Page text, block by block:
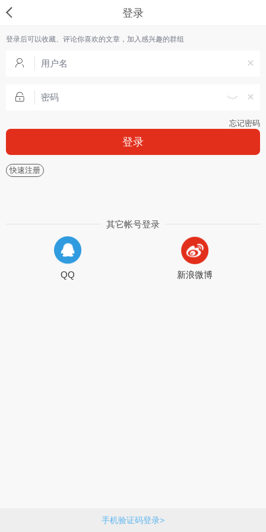
登录
登录后可以收藏、评论你喜欢的文章，加入感兴趣的群组
忘记密码
登录
快速注册
手机验证码登录>
其它帐号登录
QQ 新浪微博